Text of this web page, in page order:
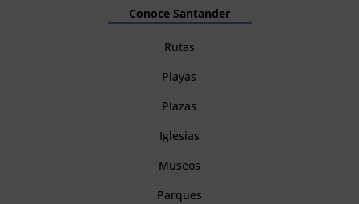
Conoce Santander
Rutas
Playas
Plazas
Iglesias
Museos
Parques